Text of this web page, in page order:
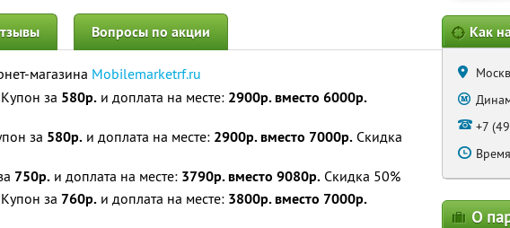
Вопросы по акции
магазина Mobilemarketrf.ru
Купон за 580р. и доплата на месте: 2900р. вместо 6000р.
за 580р. и доплата на месте: 2900р. вместо 7000р. Скидка
750р. и доплата на месте: 3790р. вместо 9080р. Скидка 50%
Купон за 760р. и доплата на месте: 3800р. вместо 7000р.
Как
+7
О